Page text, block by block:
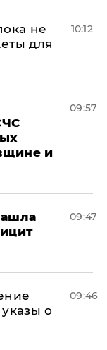
не
для
10:12
и
09:57
09:47
о
09:46